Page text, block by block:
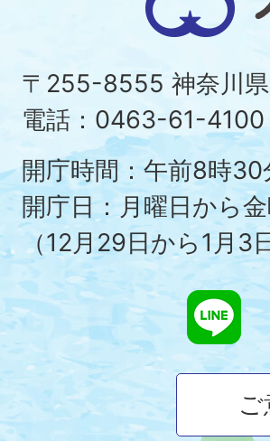
〒255-8555 神奈川
電話：0463-61-
開庁時間：午前8時
開庁日：月曜日から
（12月29日から1月3